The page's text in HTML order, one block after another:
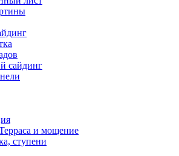
сайдинг
и мощение
ступени